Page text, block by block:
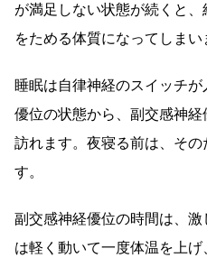
が満足しない状態が続くと
をためる体質になってしまい
睡眠は自律神経のスイッチ
優位の状態から、副交感神
訪れます。夜寝る前は、そ
す。
副交感神経優位の時間は、激
は軽く動いて一度体温を上